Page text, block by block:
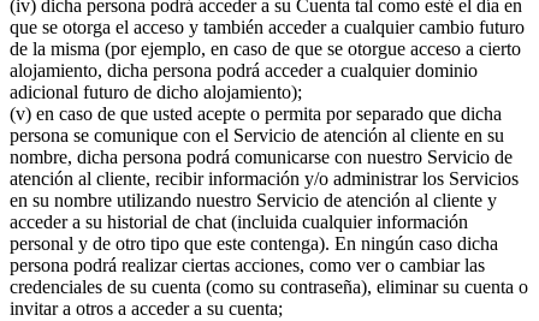
(iv) dicha persona podrá acceder a su Cuenta tal como esté el día en
que se otorga el acceso y también acceder a cualquier cambio futuro
de la misma (por ejemplo, en caso de que se otorgue acceso a cierto
alojamiento, dicha persona podrá acceder a cualquier dominio
adicional futuro de dicho alojamiento);
(v) en caso de que usted acepte o permita por separado que dicha
persona se comunique con el Servicio de atención al cliente en su
nombre, dicha persona podrá comunicarse con nuestro Servicio de
atención al cliente, recibir información y/o administrar los Servicios
en su nombre utilizando nuestro Servicio de atención al cliente y
acceder a su historial de chat (incluida cualquier información
personal y de otro tipo que este contenga). En ningún caso dicha
persona podrá realizar ciertas acciones, como ver o cambiar las
credenciales de su cuenta (como su contraseña), eliminar su cuenta o
invitar a otros a acceder a su cuenta;